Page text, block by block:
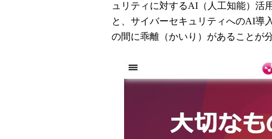
ュリティに対するAI（人工知能）活
と、サイバーセキュリティへのAI導
の間に乖離（かいり）があることが